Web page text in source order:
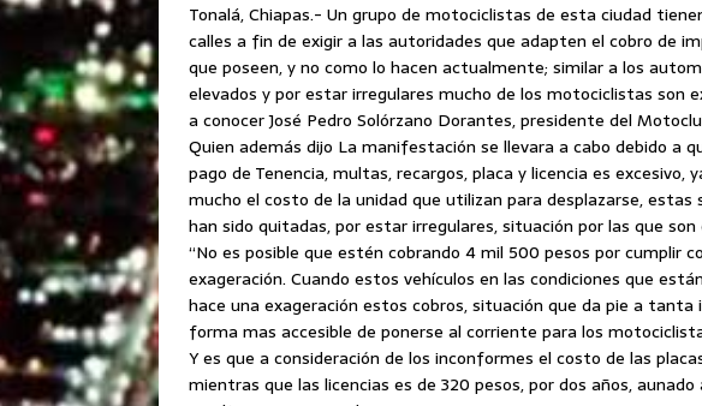
Tonalá, Chiapas.- Un grupo de motociclistas de esta ciudad
calles a fin de exigir a las autoridades que adapten el cobro de
que poseen, y no como lo hacen actualmente; similar a los
elevados y por estar irregulares mucho de los motociclistas son
a conocer José Pedro Solórzano Dorantes, presidente del
Quien además dijo La manifestación se llevara a cabo debido a
pago de Tenencia, multas, recargos, placa y licencia es excesivo,
mucho el costo de la unidad que utilizan para desplazarse,
han sido quitadas, por estar irregulares, situación por las que
“No es posible que estén cobrando 4 mil 500 pesos por cumplir
exageración. Cuando estos vehículos en las condiciones que
hace una exageración estos cobros, situación que da pie a tanta
forma mas accesible de ponerse al corriente para los
Y es que a consideración de los inconformes el costo de las
mientras que las licencias es de 320 pesos, por dos años,